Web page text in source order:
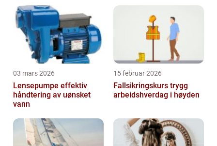
03 mars 2026
Lensepumpe effektiv
håndtering av uønsket
vann
15 februar 2026
Fallsikringskurs trygg
arbeidshverdag i høyden